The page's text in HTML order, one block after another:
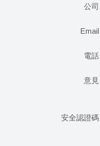
公司
Email
電話
意見
安全認證碼